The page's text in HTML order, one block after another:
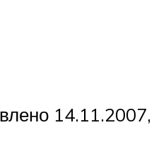
14.11.2007,